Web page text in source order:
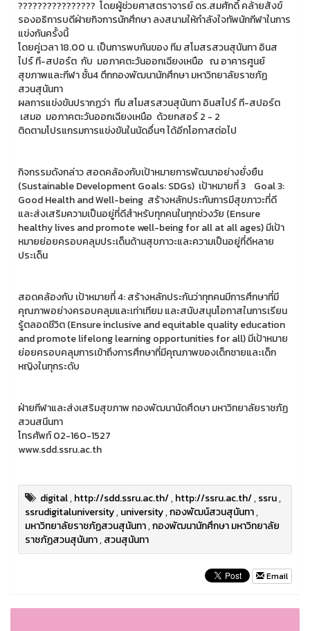
???????????????? โดยผู้ช่วยศาสตราจารย์ ดร.สมศักดิ์ คล้ายสังข์
รองอธิการบดีฝ่ายกิจการนักศึกษา ลงสนามให้กำลังใจทัพนักกีฬาในการ
แข่งกันครั้งนี้
โดยคู่เวลา 18.00 น. เป็นการพบกันของ ทีม สโมสรสวนสุนันทา อินส
ไปร์ ที-สปอร์ต กับ มอภาคตะวันออกเฉียงเหนือ ณ อาคารศูนย์
สุขภาพและกีฬา ชั้น4 ตึกกองพัฒนานักศึกษา มหาวิทยาลัยราชภัฏ
สวนสุนันทา
ผลการแข่งขันปรากฏว่า ทีม สโมสรสวนสุนันทา อินสไปร์ ที-สปอร์ต
เสมอ มอภาคตะวันออกเฉียงเหนือ ด้วยกสอร์ 2 - 2
ติดตามโปรแกรมการแข่งขันในนัดอื่นๆ ได้อีกโอกาสต่อไป
กิจกรรมดังกล่าว สอดคล้องกับเป้าหมายการพัฒนาอย่างยั่งยืน
(Sustainable Development Goals: SDGs) เป้าหมายที่ 3 Goal 3:
Good Health and Well-being สร้างหลักประกันการมีสุขภาวะที่ดี
และส่งเสริมความเป็นอยู่ที่ดีสำหรับทุกคนในทุกช่วงวัย (Ensure
healthy lives and promote well-being for all at all ages) มีเป้า
หมายย่อยครอบคลุมประเด็นด้านสุขภาวะและความเป็นอยู่ที่ดีหลาย
ประเด็น
สอดคล้องกับ เป้าหมายที่ 4: สร้างหลักประกันว่าทุกคนมีการศึกษาที่มี
คุณภาพอย่างครอบคลุมและเท่าเทียม และสนับสนุนโอกาสในการเรียน
รู้ตลอดชีวิต (Ensure inclusive and equitable quality education
and promote lifelong learning opportunities for all) มีเป้าหมาย
ย่อยครอบคลุมการเข้าถึงการศึกษาที่มีคุณภาพของเด็กชายและเด็ก
หญิงในทุกระดับ
ฝ่ายกีฬาและส่งเสริมสุขภาพ กองพัฒนานัดศึดษา มหาวิทยาลัยราชภัฏ
สวนสนีนทา
โทรศัพท์ 02-160-1527
www.sdd.ssru.ac.th
digital,http://sdd.ssru.ac.th/,http://ssru.ac.th/,ssru,
ssrudigitaluniversity,university,กองพัฒน์สวนสุนันทา,
มหาวิทยาลัยราชภัฏสวนสุนันทา,กองพัฒนานักศึกษา มหาวิทยาลัย
ราชภัฏสวนสุนันทา,สวนสุนันทา
Email